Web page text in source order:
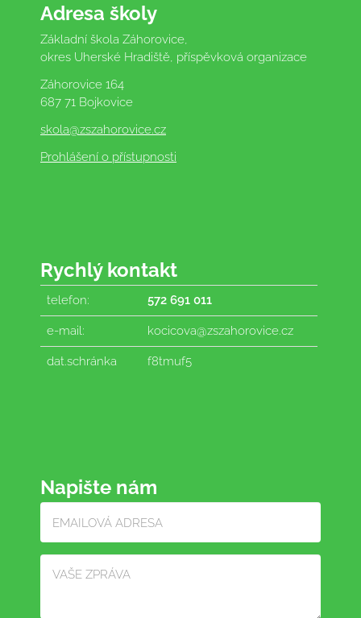
Adresa školy
Základní škola Záhorovice,
okres Uherské Hradiště, příspěvková organizace
Záhorovice 164
687 71 Bojkovice
skola@zszahorovice.cz
Prohlášení o přístupnosti
Rychlý kontakt
telefon: 572 691 011
e-mail: kocicova@zszahorovice.cz
dat.schránka f8tmuf5
Napište nám